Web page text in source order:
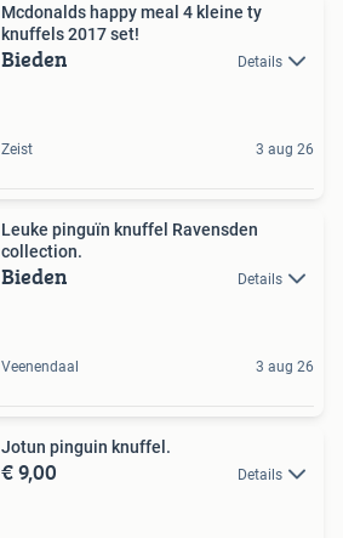
Mcdonalds happy meal 4 kleine ty
knuffels 2017 set!
Bieden Details
Zeist 3 aug 26
Leuke pinguïn knuffel Ravensden
collection.
Bieden Details
Veenendaal 3 aug 26
Jotun pinguin knuffel.
€ 9,00 Details